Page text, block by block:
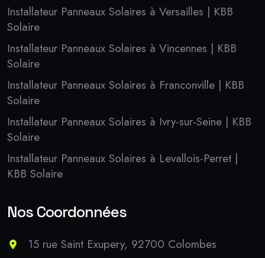
Installateur Panneaux Solaires à Versailles | KBB
Solaire
Installateur Panneaux Solaires à Vincennes | KBB
Solaire
Installateur Panneaux Solaires à Franconville | KBB
Solaire
Installateur Panneaux Solaires à Ivry-sur-Seine | KBB
Solaire
Installateur Panneaux Solaires à Levallois-Perret |
KBB Solaire
Nos Coordonnées
15 rue Saint Exupery, 92700 Colombes